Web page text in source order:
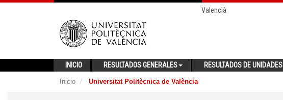
Valencià
INICIO RESULTADOS GENERALES RESULTADOS DE UNIDADES
Inicio Universitat Politècnica de València